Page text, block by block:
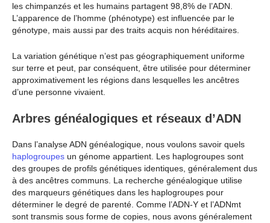
les chimpanzés et les humains partagent 98,8% de l’ADN.
L’apparence de l’homme (phénotype) est influencée par le
génotype, mais aussi par des traits acquis non héréditaires.
La variation génétique n’est pas géographiquement uniforme
sur terre et peut, par conséquent, être utilisée pour déterminer
approximativement les régions dans lesquelles les ancêtres
d’une personne vivaient.
Arbres généalogiques et réseaux d’ADN
Dans l’analyse ADN généalogique, nous voulons savoir quels
haplogroupes un génome appartient. Les haplogroupes sont
des groupes de profils génétiques identiques, généralement dus
à des ancêtres communs. La recherche généalogique utilise
des marqueurs génétiques dans les haplogroupes pour
déterminer le degré de parenté. Comme l’ADN-Y et l’ADNmt
sont transmis sous forme de copies, nous avons généralement